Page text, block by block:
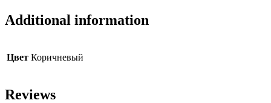
Additional information
Цвет Коричневый
Reviews